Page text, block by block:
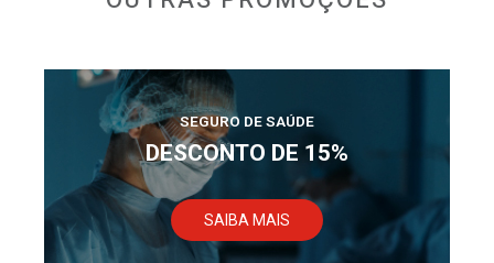
SEGURO DE SAÚDE
DESCONTO DE 15%
SAIBA MAIS